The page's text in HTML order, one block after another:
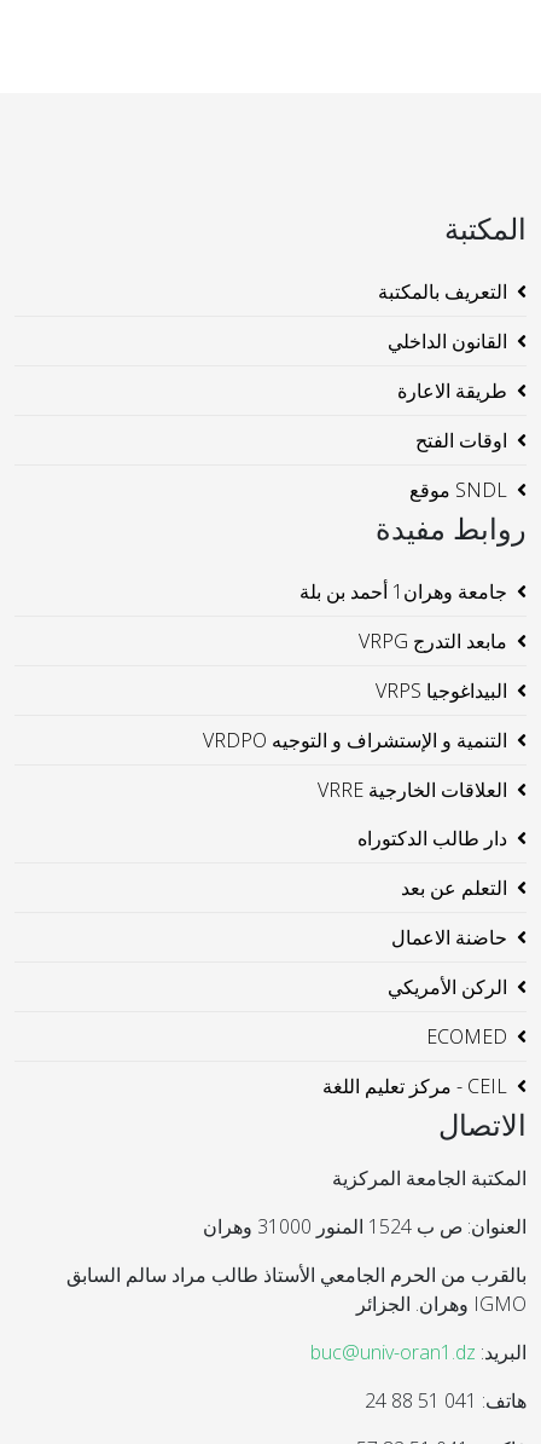
المكتبة
التعريف بالمكتبة
القانون الداخلي
طريقة الاعارة
اوقات الفتح
SNDL موقع
روابط مفيدة
جامعة وهران1 أحمد بن بلة
مابعد التدرج VRPG
البيداغوجيا VRPS
التنمية و الإستشراف و التوجيه VRDPO
العلاقات الخارجية VRRE
دار طالب الدكتوراه
التعلم عن بعد
حاضنة الاعمال
الركن الأمريكي
ECOMED
CEIL - مركز تعليم اللغة
الاتصال
المكتبة الجامعة المركزية
العنوان: ص ب 1524 المنور 31000 وهران
بالقرب من الحرم الجامعي الأستاذ طالب مراد سالم السابق
IGMO وهران. الجزائر
البريد: buc@univ-oran1.dz
هاتف: 041 51 88 24